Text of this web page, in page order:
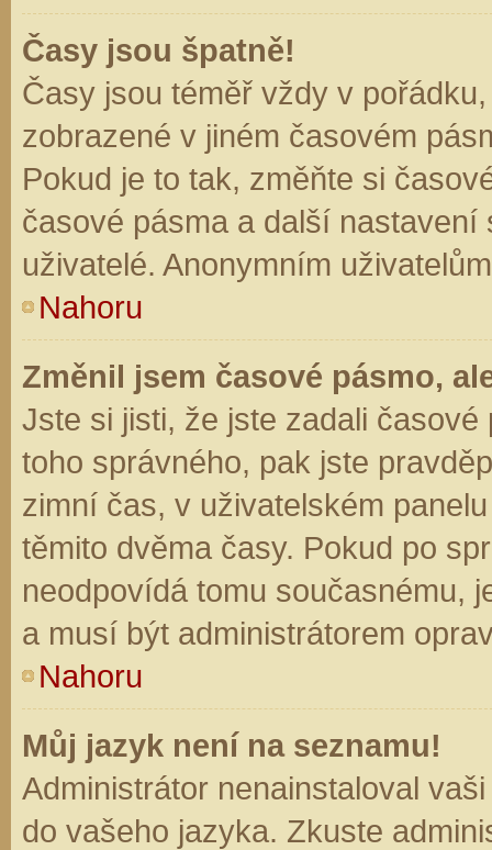
Časy jsou špatně!
Časy jsou téměř vždy v
zobrazené v jiném časovém
Pokud je to tak, změňte si
časové pásma a další
uživatelé. Anonymním
Nahoru
Změnil jsem časové pásmo,
Jste si jisti, že jste zadali
toho správného, pak jste
zimní čas, v uživatelském
těmito dvěma časy. Pokud po
neodpovídá tomu současnému,
a musí být administrátorem
Nahoru
Můj jazyk není na seznamu!
Administrátor nenainstaloval
do vašeho jazyka. Zkuste